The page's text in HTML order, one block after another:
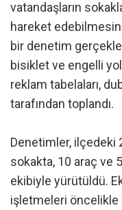
vatandaşların
hareket
bir denetim
bisiklet ve engelli
reklam tabelaları,
tarafından toplandı.
Denetimler, ilçedeki
sokakta, 10 araç ve
ekibiyle yürütüldü.
işletmeleri öncelikle